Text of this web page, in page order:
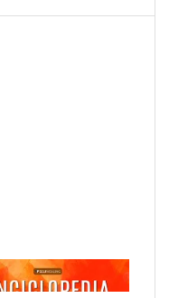
1 x ENCICLOPEDIA
CRISTALELOR